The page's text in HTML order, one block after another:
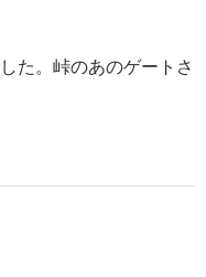
た。峠のあのゲートさ